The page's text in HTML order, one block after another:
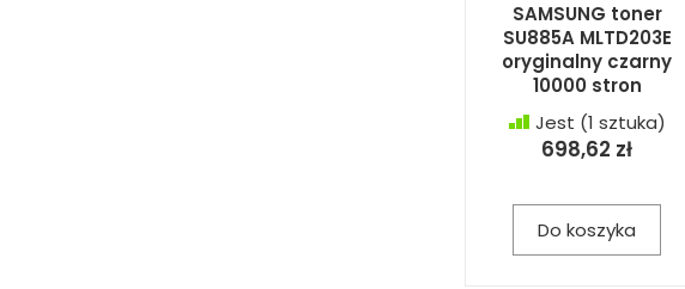
SAMSUNG toner
SU885A MLTD203E
oryginalny czarny
10000 stron
Jest (1 sztuka)
698,62 zł
Do koszyka